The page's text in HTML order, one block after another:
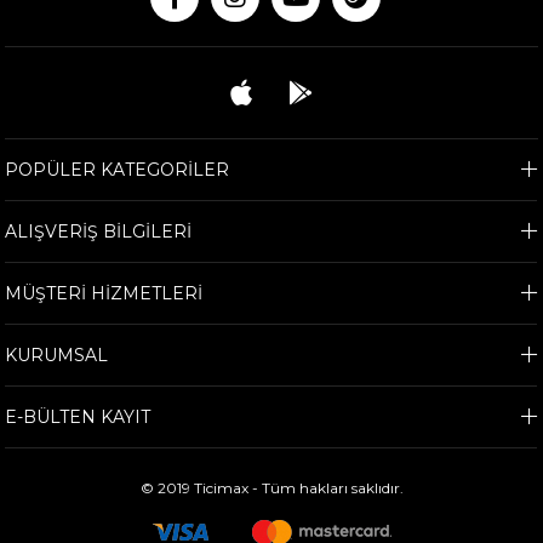
POPÜLER KATEGORİLER
ALIŞVERİŞ BİLGİLERİ
MÜŞTERİ HİZMETLERİ
KURUMSAL
E-BÜLTEN KAYIT
© 2019 Ticimax - Tüm hakları saklıdır.